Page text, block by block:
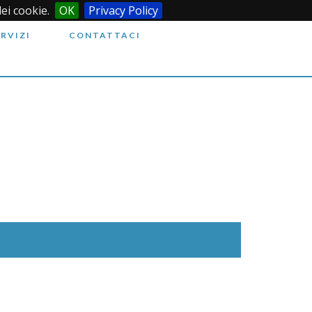
cookie. OK Privacy Policy
CONTATTACI